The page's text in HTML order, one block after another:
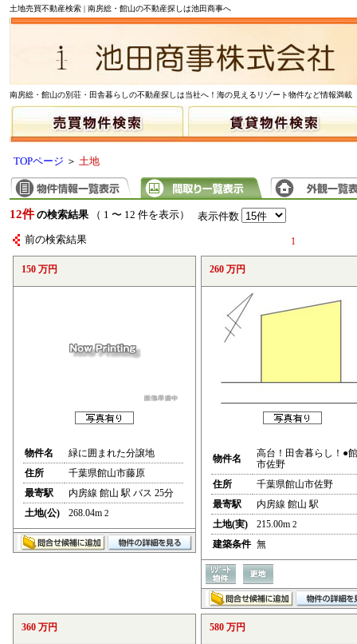
土地売買不動産検索 | 南房総・館山の不動産探しは池田商事へ
南房総・館山の別荘・田舎暮らしの不動産探しは当社へ！海の見えるリゾート物件など情報満載
TOPページ ＞ 土地
12件 の検索結果 （ 1 〜 12 件を表示） 表示件数
前の検索結果 1
150 万円
物件名
緑に囲まれた分譲地
住所
千葉県館山市藤原
最寄駅
内房線 館山 駅 バス 25分
土地(公)
268.04m 2
260 万円
物件名
高台！田舎暮らし！●
市佐野
住所
千葉県館山市佐野
最寄駅
内房線 館山 駅
土地(実)
215.00m 2
建築条件 無
360 万円 580 万円